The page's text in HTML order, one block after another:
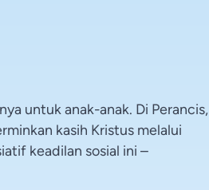
untuk anak-anak. Di Perancis,
kasih Kristus melalui
keadilan sosial ini –